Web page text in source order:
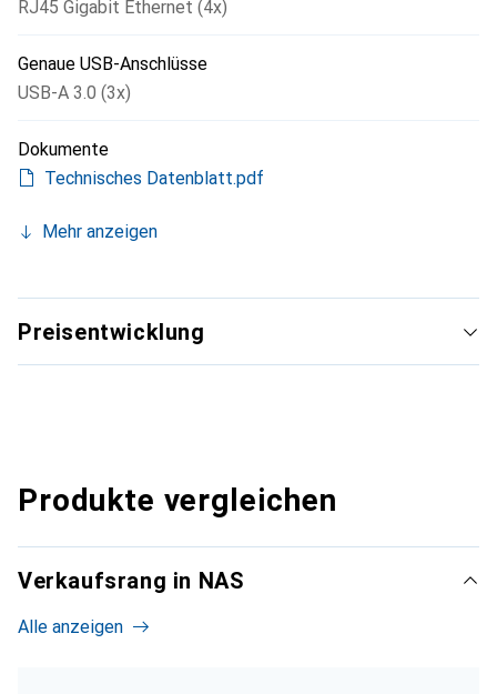
RJ45 Gigabit Ethernet (4x)
Genaue USB-Anschlüsse
USB-A 3.0 (3x)
Dokumente
Technisches Datenblatt.pdf
Mehr anzeigen
Preisentwicklung
Produkte vergleichen
Verkaufsrang in NAS
Alle anzeigen